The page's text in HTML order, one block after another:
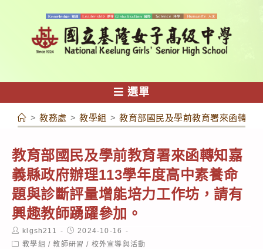
容
選單
> 教務處 > 教學組 > 教育部國民及學前教育署來函轉知
教育部國民及學前教育署來函轉知嘉
義縣政府辦理113學年度高中素養命
題與診斷評量增能培力工作坊，請有
興趣教師踴躍參加。
Post
author:
klgsh211
Post
published:
2024-10-16
Post教學組 / 教師研習 / 校外宣導與活動